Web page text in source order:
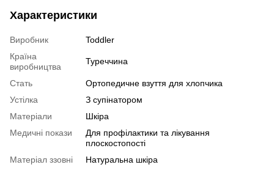
Характеристики
Виробник
Toddler
Країна
виробництва
Туреччина
Стать
Ортопедичне взуття для хлопчика
Устілка
З супінатором
Матеріали
Шкіра
Медичні покази
Для профілактики та лікування
плоскостопості
Матеріал ззовні
Натуральна шкіра